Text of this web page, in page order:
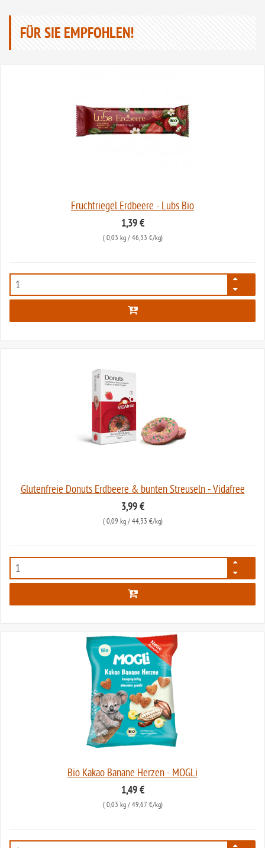
FÜR SIE EMPFOHLEN!
Fruchtriegel Erdbeere - Lubs Bio
1,39 €
( 0,03 kg/ 46,33 €/kg)
2207
Glutenfreie Donuts Erdbeere & bunten Streuseln - Vidafree
3,99 €
( 0,09 kg/ 44,33 €/kg)
5041
Bio Kakao Banane Herzen - MOGLi
1,49 €
( 0,03 kg/ 49,67 €/kg)